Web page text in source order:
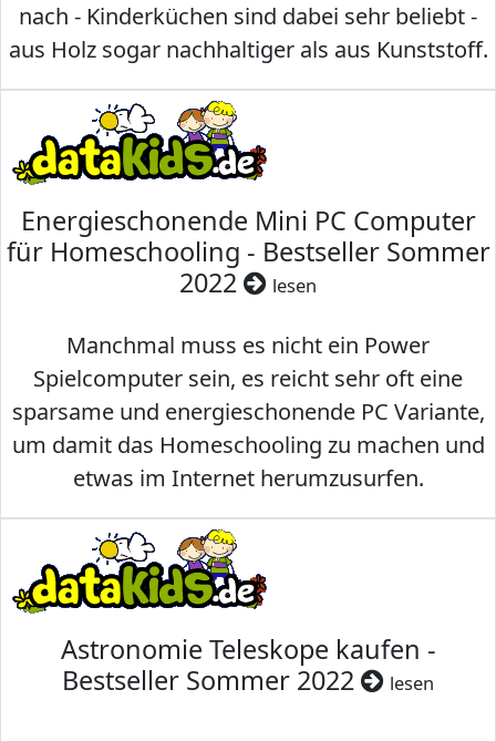
nach - Kinderküchen sind dabei sehr beliebt -
aus Holz sogar nachhaltiger als aus Kunststoff.
Energieschonende Mini PC Computer
für Homeschooling - Bestseller Sommer
2022
lesen
Manchmal muss es nicht ein Power
Spielcomputer sein, es reicht sehr oft eine
sparsame und energieschonende PC Variante,
um damit das Homeschooling zu machen und
etwas im Internet herumzusurfen.
Astronomie Teleskope kaufen -
Bestseller Sommer 2022
lesen